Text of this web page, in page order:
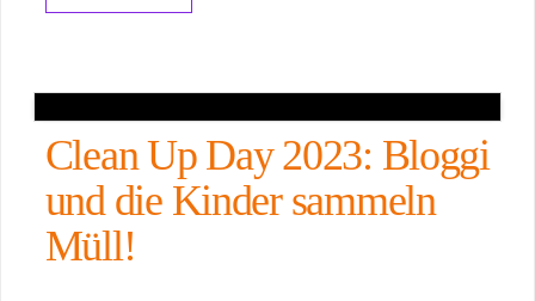
Clean Up Day 2023: Bloggi
und die Kinder sammeln
Müll!